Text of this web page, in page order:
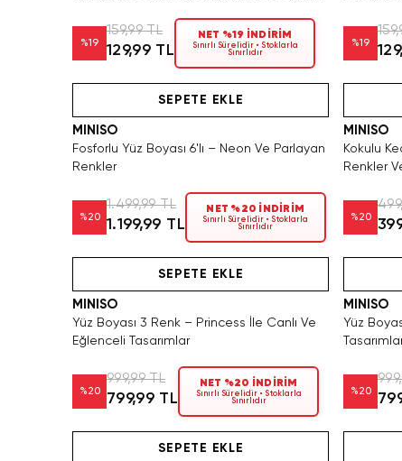
%19
159,99 TL
129,99 TL
NET %19 İNDİRİM
Sınırlı Sürelidir • Stoklarla
Sınırlıdır
%19
SEPETE EKLE
MINISO
Fosforlu Yüz Boyası 6'lı – Neon Ve Parlayan
Renkler
%20
1.499,99 TL
1.199,99 TL
NET %20 İNDİRİM
Sınırlı Sürelidir • Stoklarla
Sınırlıdır
MINISO
Kokulu
Renkler
%20
SEPETE EKLE
MINISO
Yüz Boyası 3 Renk – Princess İle Canlı Ve
Eğlenceli Tasarımlar
%20
999,99 TL
799,99 TL
NET %20 İNDİRİM
Sınırlı Sürelidir • Stoklarla
Sınırlıdır
MINISO
Yüz
%20
SEPETE EKLE